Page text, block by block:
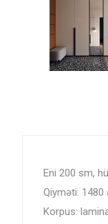
Eni 200 sm,
Qiyməti: 1480
Korpus: